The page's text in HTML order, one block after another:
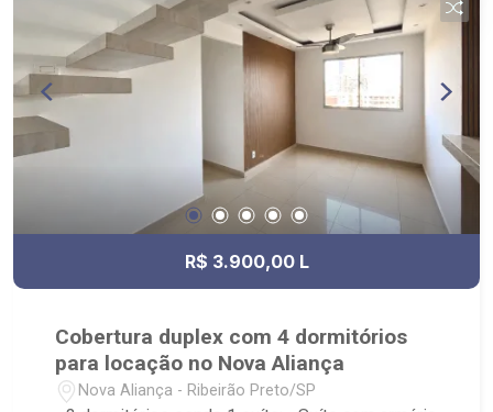
R$ 3.900,00 L
Cobertura duplex com 4 dormitórios
para locação no Nova Aliança
Nova Aliança - Ribeirão Preto/SP